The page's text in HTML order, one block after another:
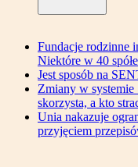
Fundacje rodzinne
Niektóre w 40
Jest sposób na
Zmiany w
skorzysta, a kto
Unia nakazuje
przyjęciem